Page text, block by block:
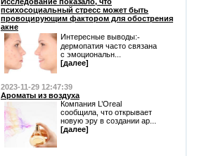
психосоциальный стресс может быть
провоцирующим фактором для обострения
акне
Интересные выводы:⁃
дермопатия часто связана
с эмоциональн...
[далее]
2023-11-29 12:47:39
Ароматы из воздуха
Компания L’Oreal
сообщила, что открывает
новую эру в создании ар...
[далее]